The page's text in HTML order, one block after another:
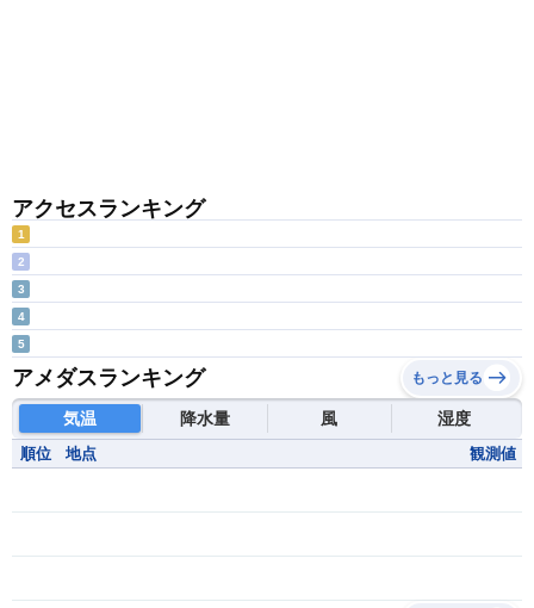
アクセスランキング
1
2
3
4
5
アメダスランキング もっと見る
気温 降水量 風 湿度
順位 地点 観測値